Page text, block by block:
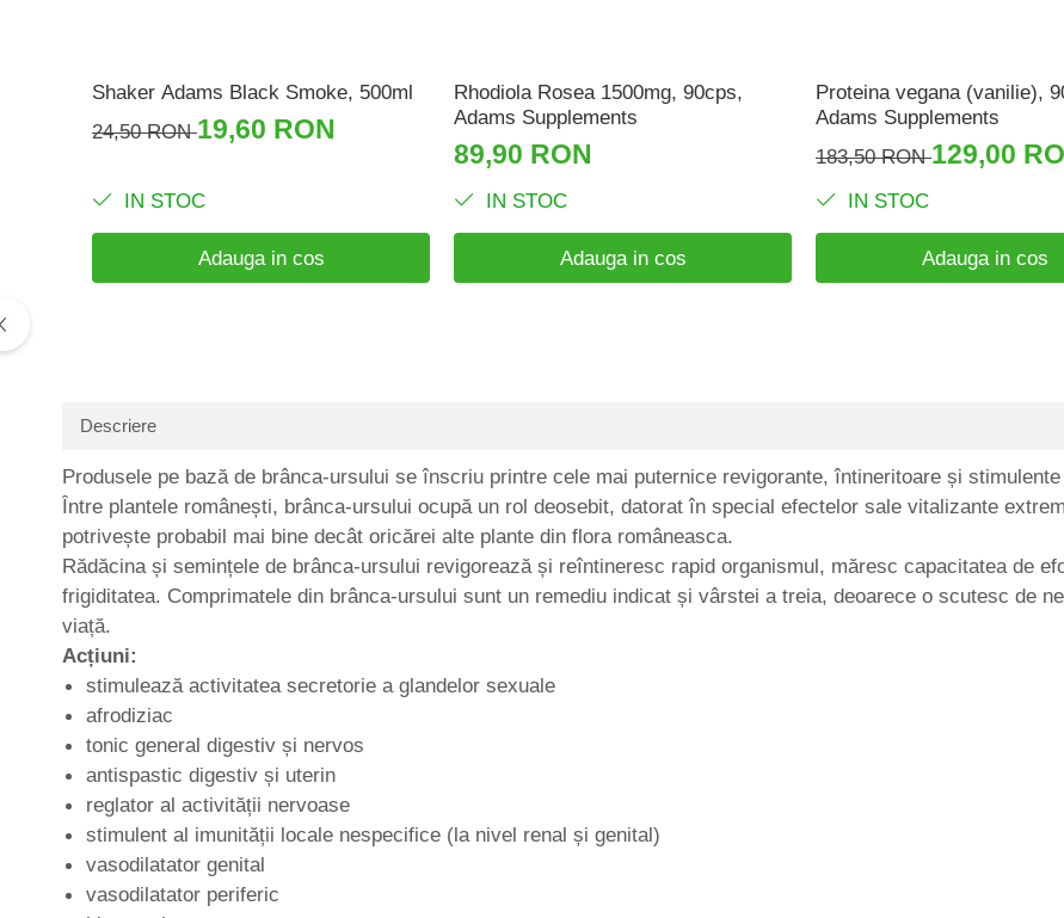
Shaker Adams Black Smoke, 500ml
24,50 RON19,60 RON
IN STOC
Adauga in cos
Rhodiola Rosea 1500mg, 90cps,
Adams Supplements
89,90 RON
IN STOC
Adauga in cos
Proteina vegana (vanilie),
Adams Supplements
183,50 RON129,00
IN STOC
Adauga in cos
Descriere
Produsele pe bază de brânca-ursului se înscriu printre cele mai puternice revigorante, întineritoare și
Între plantele românești, brânca-ursului ocupă un rol deosebit, datorat în special efectelor sale vitalizante
potrivește probabil mai bine decât oricărei alte plante din flora româneasca.
Rădăcina și semințele de brânca-ursului revigorează și reîntineresc rapid organismul, măresc capacitatea de
frigiditatea. Comprimatele din brânca-ursului sunt un remediu indicat și vârstei a treia, deoarece o scutesc de
viață.
Acțiuni:
stimulează activitatea secretorie a glandelor sexuale
afrodiziac
tonic general digestiv și nervos
antispastic digestiv și uterin
reglator al activității nervoase
stimulent al imunității locale nespecifice (la nivel renal și genital)
vasodilatator genital
vasodilatator periferic